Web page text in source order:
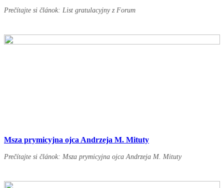
Prečítajte si článok: List gratulacyjny z Forum
Msza prymicyjna ojca Andrzeja M. Mituty
Prečítajte si článok: Msza prymicyjna ojca Andrzeja M. Mituty